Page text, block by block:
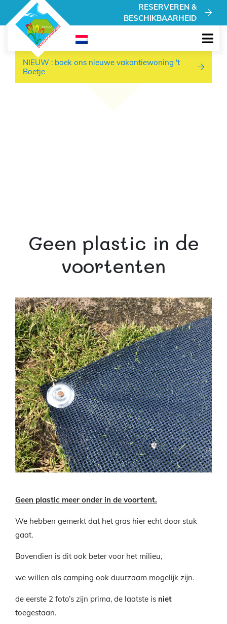
RESERVEREN &
BESCHIKBAARHEID
NIEUW : boek ons nieuwe vakantiewoning 't Boetje
NIEUW : boek ons nieuwe vakantiewoning 't
Boetje
Geen plastic in de
voortenten
Geen plastic meer onder in de voortent.
We hebben gemerkt dat het gras hier echt door stuk
gaat.
Bovendien is dit ook beter voor het milieu,
we willen als camping ook duurzaam mogelijk zijn.
de eerste 2 foto’s zijn prima, de laatste is niet
toegestaan.